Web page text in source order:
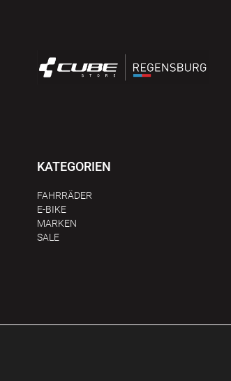
KATEGORIEN
FAHRRÄDER
E-BIKE
MARKEN
SALE